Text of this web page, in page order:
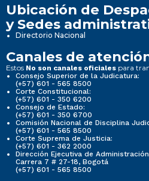
Ubicación de
y Sedes
Directorio Nacional
Canales de
Estos No son canales oficiales para
Consejo Superior de la Judicatura:
(+57) 601 - 565 8500
Corte Constitucional:
(+57) 601 - 350 6200
Consejo de Estado:
(+57) 601 - 350 6700
Comisión Nacional de Disciplina
(+57) 601 - 565 8500
Corte Suprema de Justicia:
(+57) 601 - 362 2000
Dirección Ejecutiva de
Carrera 7 # 27-18, Bogotá
(+57) 601 - 565 8500